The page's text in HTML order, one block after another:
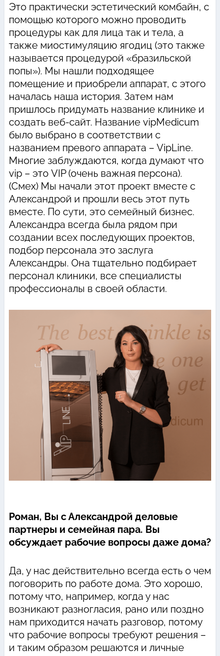
Это практически эстетический комбайн, с
помощью которого можно проводить
процедуры как для лица так и тела, а
также миостимуляцию ягодиц (это также
называется процедурой «бразильской
попы»). Мы нашли подходящее
помещение и приобрели аппарат, с этого
началась наша история. Затем нам
пришлось придумать название клинике и
создать веб-сайт. Название vipMedicum
было выбрано в соответствии с
названием превого аппарата – VipLine.
Многие заблуждаются, когда думают что
vip – это VIP (очень важная персона).
(Смех) Мы начали этот проект вместе с
Александрой и прошли весь этот путь
вместе. По сути, это семейный бизнес.
Александра всегда была рядом при
создании всех последующих проектов,
подбор персонала это заслуга
Александры. Она тщательно подбирает
персонал клиники, все специалисты
профессионалы в своей области.
Роман, Вы с Александрой деловые
партнеры и семейная пара. Вы
обсуждает рабочие вопросы даже дома?
Да, у нас действительно всегда есть о чем
поговорить по работе дома. Это хорошо,
потому что, например, когда у нас
возникают разногласия, рано или поздно
нам приходится начать разговор, потому
что рабочие вопросы требуют решения –
и таким образом решаются и личные